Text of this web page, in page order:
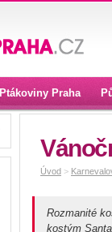
Ptákoviny Praha
Úvod >
Rozmanité
kostým